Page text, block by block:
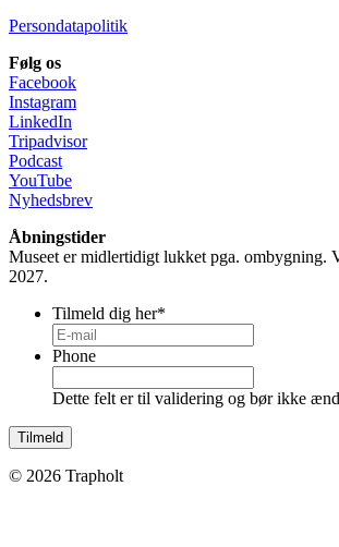
Persondatapolitik
Følg os
Facebook
Instagram
LinkedIn
Tripadvisor
Podcast
YouTube
Nyhedsbrev
Åbningstider
Museet er midlertidigt lukket pga. ombygning.
2027.
Tilmeld dig her*
Phone
Dette felt er til validering og bør ikke
© 2026 Trapholt